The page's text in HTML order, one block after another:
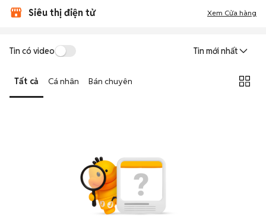
Siêu thị điện tử Xem Cửa hàng
Tin có video Tin mới nhất
Tất cả Cá nhân Bán chuyên